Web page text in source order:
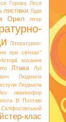
Горова Леся
листівки Лідія
Орел
літер
Літературно-
при свічках"
кохання
Лтава
Луї
Людмила
Людмила
люмінофор
В Полтаві
клас